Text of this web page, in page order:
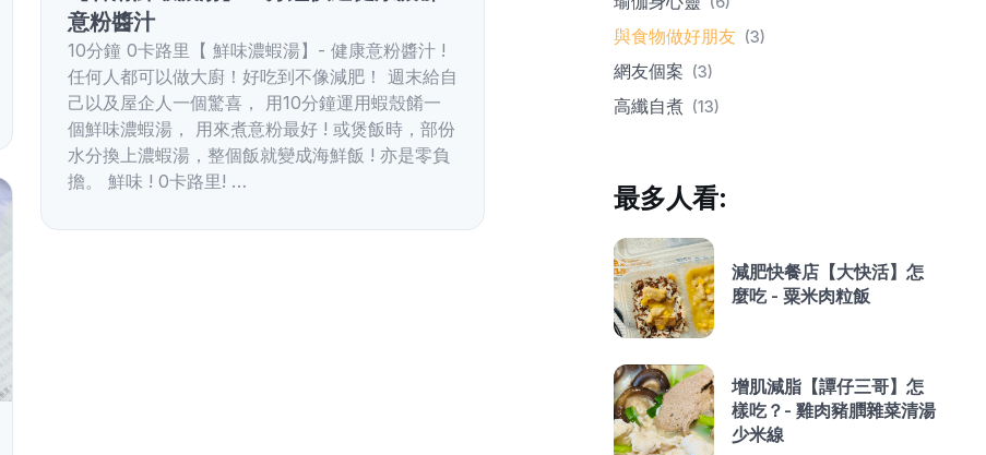
意粉醬汁
10分鐘 0卡路里【 鮮味濃蝦湯】- 健康意粉醬汁 !
任何人都可以做大廚！好吃到不像減肥！ 週末給自
己以及屋企人一個驚喜， 用10分鐘運用蝦殼餚一
個鮮味濃蝦湯， 用來煮意粉最好 ! 或煲飯時，部份
水分換上濃蝦湯，整個飯就變成海鮮飯 ! 亦是零負
擔。 鮮味 ! 0卡路里! …
與食物做好朋友 (3)
網友個案 (3)
高纖自煮 (13)
最多人看:
減肥快餐店【大快活】怎
麼吃 - 粟米肉粒飯
增肌減脂【譚仔三哥】怎
樣吃？- 雞肉豬膶雜菜清湯
少米線